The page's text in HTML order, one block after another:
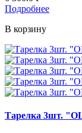
Подробнее
В корзину
Тарелка 3шт.